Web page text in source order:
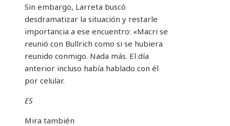
Sin embargo, Larreta buscó
desdramatizar la situación y restarle
importancia a ese encuentro: «Macri se
reunió con Bullrich como si se hubiera
reunido conmigo. Nada más. El día
anterior incluso había hablado con él
por celular.
ES
Mira también